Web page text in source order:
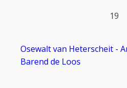
19
Osewalt van Heterscheit -
Barend de Loos